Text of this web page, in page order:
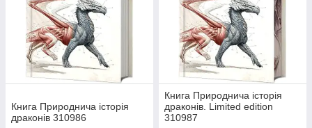
Книга Природнича історія
драконів 310986
Книга Природнича історія
драконів. Limited edition
310987